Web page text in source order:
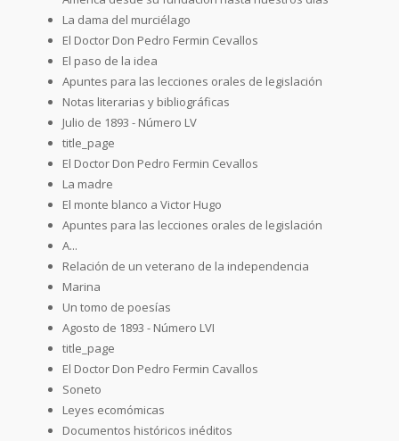
La dama del murciélago
El Doctor Don Pedro Fermin Cevallos
El paso de la idea
Apuntes para las lecciones orales de legislación
Notas literarias y bibliográficas
Julio de 1893 - Número LV
title_page
El Doctor Don Pedro Fermin Cevallos
La madre
El monte blanco a Victor Hugo
Apuntes para las lecciones orales de legislación
A...
Relación de un veterano de la independencia
Marina
Un tomo de poesías
Agosto de 1893 - Número LVI
title_page
El Doctor Don Pedro Fermin Cavallos
Soneto
Leyes ecomómicas
Documentos históricos inéditos